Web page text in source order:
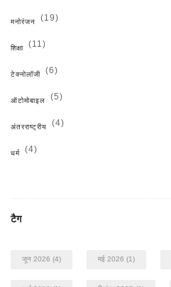
मनोरंजन (19)
शिक्षा (11)
टेक्नोलॉजी (6)
ऑटोमोबाइल (5)
अंतरराष्ट्रीय (4)
धर्म (4)
टैग
जून 2026 (4) मई 2026 (1)